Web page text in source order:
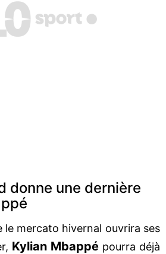
donne une dernière
le mercato hivernal ouvrira ses
Kylian Mbappé pourra déjà